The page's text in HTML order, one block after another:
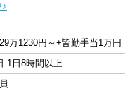
♪
万1230円～+皆勤手当1万円
1日8時間以上